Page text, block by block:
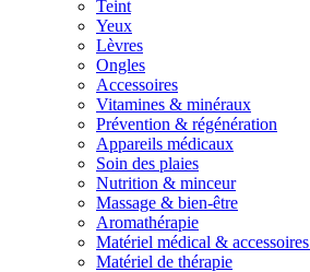
Teint
Yeux
Lèvres
Ongles
Accessoires
Vitamines & minéraux
Prévention & régénération
Appareils médicaux
Soin des plaies
Nutrition & minceur
Massage & bien-être
Aromathérapie
Matériel médical &
Matériel de thérapie